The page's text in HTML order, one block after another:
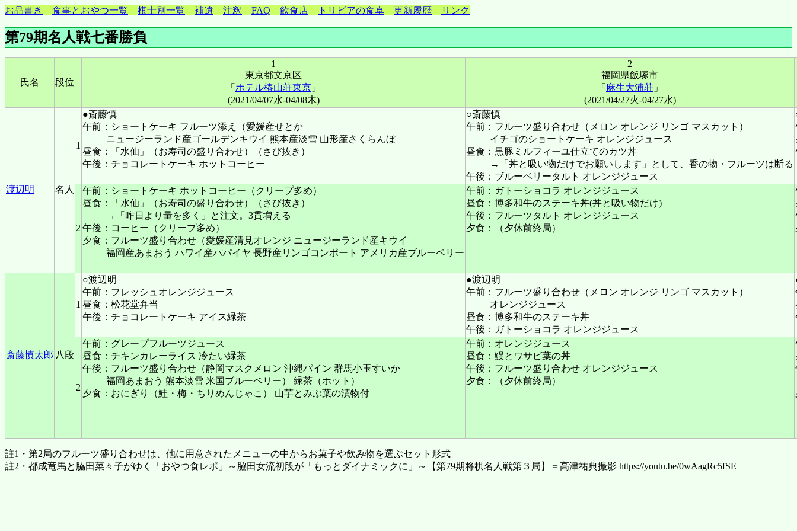
お品書き 食事とおやつ一覧 棋士別一覧 補遺 注釈 FAQ 飲食店 トリビアの食卓 更新履歴 リンク
第79期名人戦七番勝負
氏名 段位
1
東京都文京区
「 ホテル椿山荘東京 」
(2021/04/07水-04/08木)
2
福岡県飯塚市
「 麻生大浦荘 」
(2021/04/27火-04/27水)
渡辺明 名人
1
●斎藤慎
午前：ショートケーキ フルーツ添え（愛媛産せとか
ニュージーランド産ゴールデンキウイ 熊本産淡雪 山形産さくらんぼ
昼食：「水仙」（お寿司の盛り合わせ）（さび抜き）
午後：チョコレートケーキ ホットコーヒー
○斎藤慎
午前：フルーツ盛り合わせ（メロン オレンジ リンゴ マスカット）
イチゴのショートケーキ オレンジジュース
昼食：黒豚ミルフィーユ仕立てのカツ丼
→「丼と吸い物だけでお願いします」として、香の物・フルーツは断る
午後：ブルーベリータルト オレンジジュース
2
午前：ショートケーキ ホットコーヒー（クリープ多め）
昼食：「水仙」（お寿司の盛り合わせ）（さび抜き）
→「昨日より量を多く」と注文。3貫増える
午後：コーヒー（クリープ多め）
夕食：フルーツ盛り合わせ（愛媛産清見オレンジ ニュージーランド産キウイ
福岡産あまおう ハワイ産パパイヤ 長野産リンゴコンポート アメリカ産ブルーベリー
午前：ガトーショコラ オレンジジュース
昼食：博多和牛のステーキ丼(丼と吸い物だけ)
午後：フルーツタルト オレンジジュース
夕食：（夕休前終局）
斎藤慎太郎 八段
1
○渡辺明
午前：フレッシュオレンジジュース
昼食：松花堂弁当
午後：チョコレートケーキ アイス緑茶
●渡辺明
午前：フルーツ盛り合わせ（メロン オレンジ リンゴ マスカット）
オレンジジュース
昼食：博多和牛のステーキ丼
午後：ガトーショコラ オレンジジュース
2
午前：グレープフルーツジュース
昼食：チキンカレーライス 冷たい緑茶
午後：フルーツ盛り合わせ（静岡マスクメロン 沖縄パイン 群馬小玉すいか
福岡あまおう 熊本淡雪 米国ブルーベリー） 緑茶（ホット）
夕食：おにぎり（鮭・梅・ちりめんじゃこ） 山芋とみぶ葉の漬物付
午前：オレンジジュース
昼食：鰻とワサビ葉の丼
午後：フルーツ盛り合わせ オレンジジュース
夕食：（夕休前終局）
註1・第2局のフルーツ盛り合わせは、他に用意されたメニューの中からお菓子や飲み物を選ぶセット形式
註2・都成竜馬と脇田菜々子がゆく「おやつ食レポ」～脇田女流初段が「もっとダイナミックに」～【第79期将棋名人戦第３局】＝高津祐典撮影 https://youtu.be/0wAagRc5fSE